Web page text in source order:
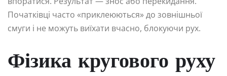
Початківці часто «приклеюються» до зовнішньої
смуги і не можуть виїхати вчасно, блокуючи рух.
Фізика кругового руху